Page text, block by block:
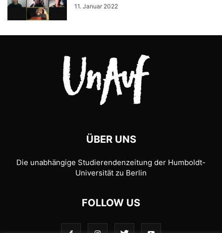
11. Januar 2022
ÜBER UNS
Die unabhängige Studierendenzeitung der Humboldt-
Universität zu Berlin
FOLLOW US